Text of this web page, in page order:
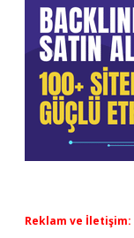
Reklam ve İletişim: